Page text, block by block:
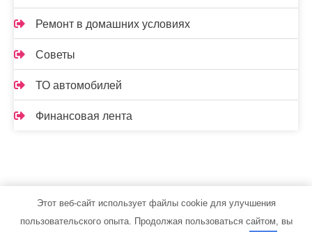
Ремонт в домашних условиях
Советы
ТО автомобилей
Финансовая лента
leushint.ru - Работает на WordPress
Этот веб-сайт использует файлы cookie для улучшения
пользовательского опыта. Продолжая пользоваться сайтом, вы